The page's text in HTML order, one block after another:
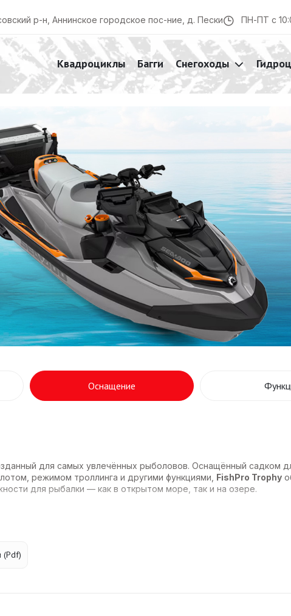
р-н, Аннинское городское пос-ние, д. Пески ПН-ПТ с
Квадроциклы Багги Снегоходы
170
Оснащение
для самых увлечённых рыболовов. Оснащённый садком
режимом троллинга и другими функциями, FishPro Trophy
для рыбалки — как в открытом море, так и на озере.
(pdf)